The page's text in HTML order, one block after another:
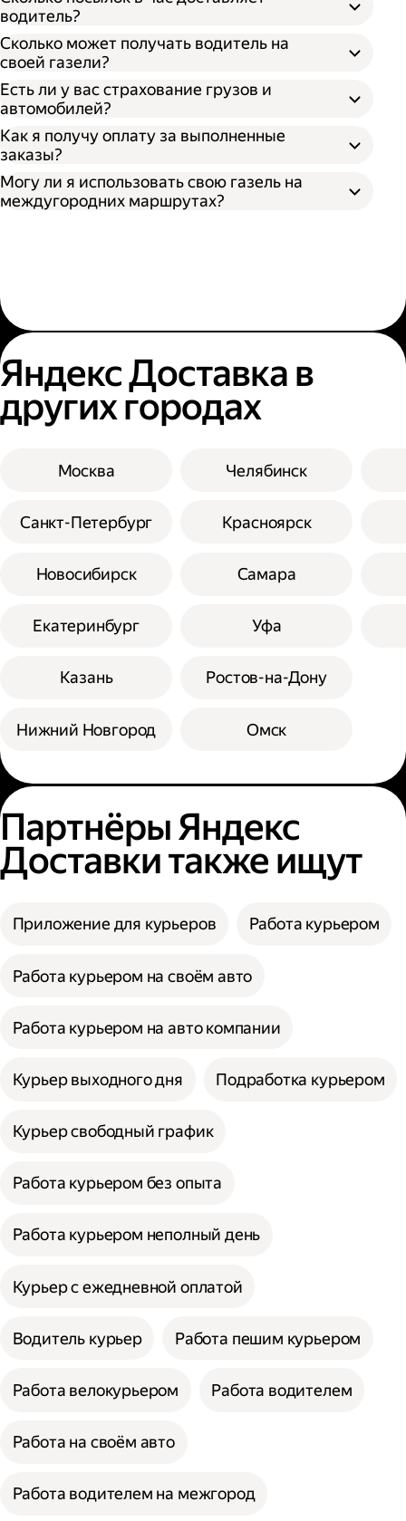
водитель?
Сколько может получать водитель на
своей газели?
Есть ли у вас страхование грузов и
автомобилей?
Как я получу оплату за выполненные
заказы?
Могу ли я использовать свою газель на
междугородних маршрутах?
Яндекс Доставка в
других городах
Москва
Санкт-Петербург
Новосибирск
Екатеринбург
Казань
Нижний Новгород
Челябинск
Красноярск
Самара
Уфа
Ростов-на-Дону
Омск
Партнёры Яндекс
Доставки также ищут
Приложение для курьеров Работа курьером
Работа курьером на своём авто
Работа курьером на авто компании
Курьер выходного дня Подработка курьером
Курьер свободный график
Работа курьером без опыта
Работа курьером неполный день
Курьер с ежедневной оплатой
Водитель курьер Работа пешим курьером
Работа велокурьером Работа водителем
Работа на своём авто
Работа водителем на межгород